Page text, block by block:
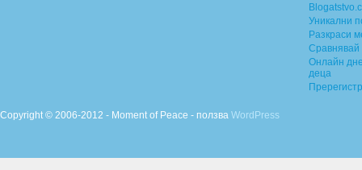
Уникални
Разкраси
Сравнявай
Онлайн
деца
Copyright © 2006-2012 - Moment of Peace - ползва WordPress